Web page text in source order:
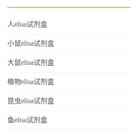
人elisa试剂盒
小鼠elisa试剂盒
大鼠elisa试剂盒
植物elisa试剂盒
昆虫elisa试剂盒
鱼elisa试剂盒